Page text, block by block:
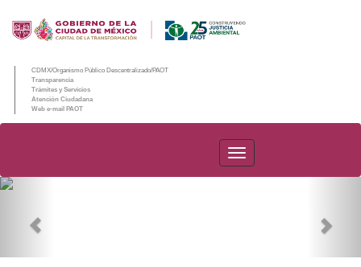
CDMX/Organismo Público Descentralizado/PAOT
Transparencia
Trámites y Servicios
Atención Ciudadana
Web e-mail PAOT
PAOT